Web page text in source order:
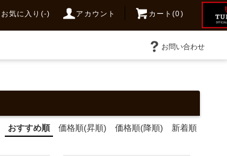
お気に入り (-) アカウント カート(0)
お問い合わせ
おすすめ順 価格順(昇順) 価格順(降順) 新着順